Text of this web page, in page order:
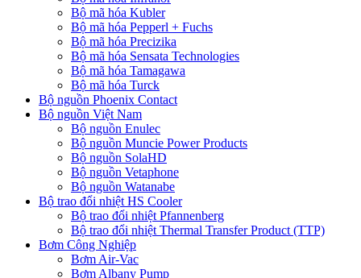
Bộ mã hóa Kubler
Bộ mã hóa Pepperl + Fuchs
Bộ mã hóa Precizika
Bộ mã hóa Sensata Technologies
Bộ mã hóa Tamagawa
Bộ mã hóa Turck
Bộ nguồn Phoenix Contact
Bộ nguồn Việt Nam
Bộ nguồn Enulec
Bộ nguồn Muncie Power Products
Bộ nguồn SolaHD
Bộ nguồn Vetaphone
Bộ nguồn Watanabe
Bộ trao đổi nhiệt HS Cooler
Bộ trao đổi nhiệt Pfannenberg
Bộ trao đổi nhiệt Thermal Transfer Product (TTP)
Bơm Công Nghiệp
Bơm Air-Vac
Bơm Albany Pump